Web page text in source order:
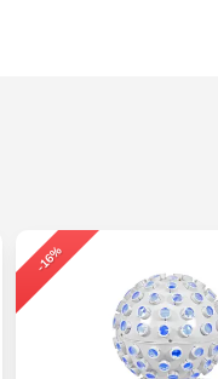
-16%